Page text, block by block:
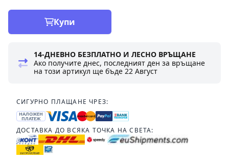
Купи
14-ДНЕВНО БЕЗПЛАТНО И ЛЕСНО ВРЪЩАНЕ
Ако получите днес, последният ден за връщане
на този артикул ще бъде22 Август
СИГУРНО ПЛАЩАНЕ ЧРЕЗ:
НАЛОЖЕН
ПЛАТЕЖ
ДОСТАВКА ДО ВСЯКА ТОЧКА НА СВЕТА: